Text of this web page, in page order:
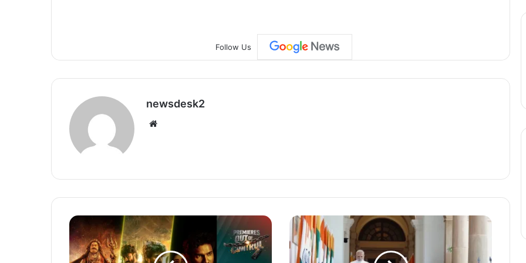
Follow Us
newsdesk2
इ
स
जू
न
भा
र
त